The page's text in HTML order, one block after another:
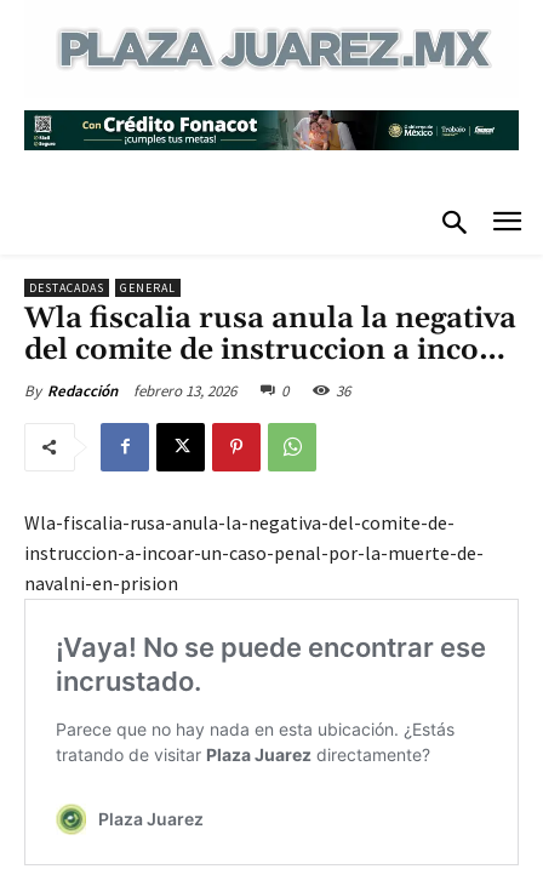
DESTACADAS GENERAL
Wla fiscalia rusa anula la negativa
del comite de instruccion a inco…
By Redacción febrero 13, 2026 0 36
Wla-fiscalia-rusa-anula-la-negativa-del-comite-de-
instruccion-a-incoar-un-caso-penal-por-la-muerte-de-
navalni-en-prision